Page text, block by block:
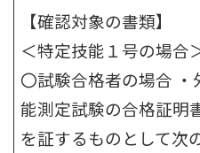
【確認対象の書類】
＜特定技能１号の場合
〇試験合格者の場合
能測定試験の合格証明
を証するものとして次